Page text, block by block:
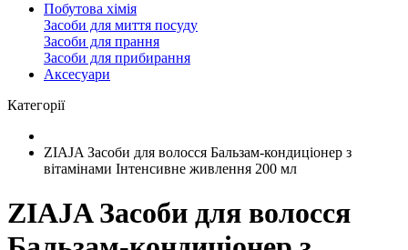
Побутова хімія
Засоби для миття посуду
Засоби для прання
Засоби для прибирання
Аксесуари
Категорії
ZIAJA Засоби для волосся Бальзам-кондиціонер з
вітамінами Інтенсивне живлення 200 мл
ZIAJA Засоби для волосся